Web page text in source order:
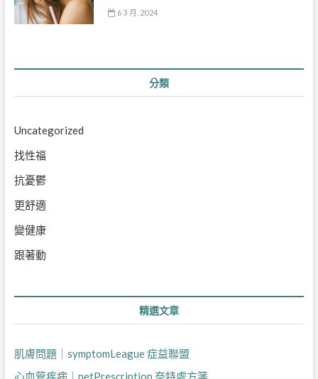
6 3 月, 2024
分類
Uncategorized
找性福
抗憂鬱
更舒適
變健康
跟著動
精選文章
肌膚問題｜symptomLeague 症益聯盟
心血管疾病｜netPrescription 奈特處方箋